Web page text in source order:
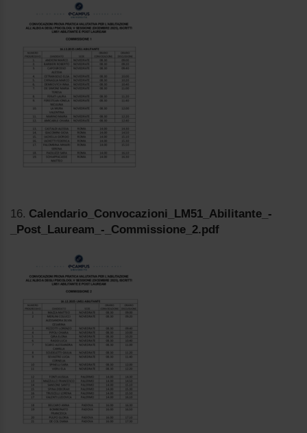
16. Calendario_Convocazioni_LM51_Abilitante_-
_Post_Lauream_-_Commissione_2.pdf